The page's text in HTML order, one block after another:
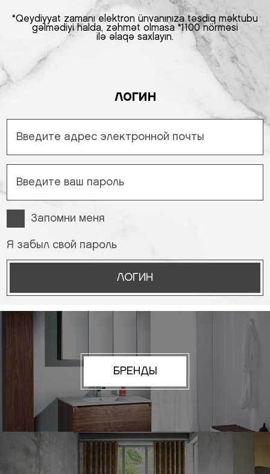
*Qeydiyyat zamanı elektron ünvanınıza təsdiq məktubu
gəlmədiyi halda, zəhmət olmasa *1100 nörməsi
ilə əlaqə saxlayın.
логин
Запомни меня
Я забыл свой пароль
ЛОГИН
БРЕНДЫ